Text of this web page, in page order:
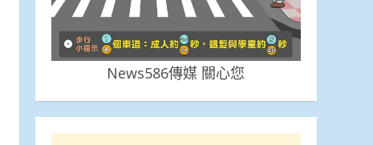
News586傳媒 關心您